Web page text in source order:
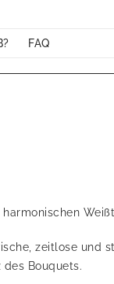
FAQ
zeitlose und
Bouquets.